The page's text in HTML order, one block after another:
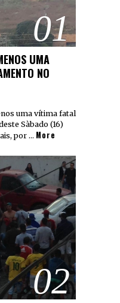
01
UMA
NO
uma vítima fatal
Sàbado (16)
por … More
02